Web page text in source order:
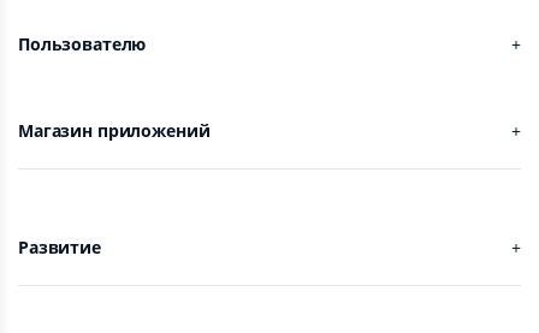
Пользователю
Магазин приложений
Развитие